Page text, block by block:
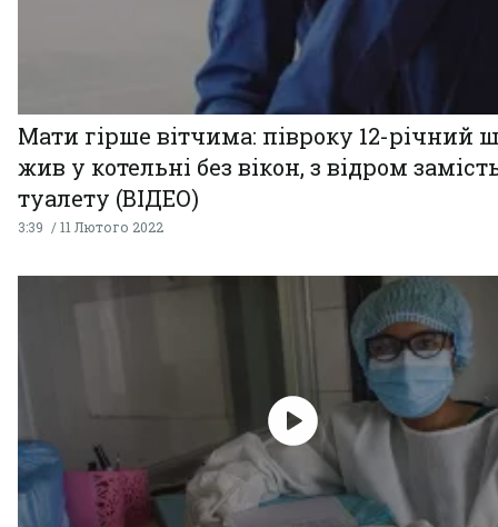
Мати гірше вітчима: півроку 12-річний
жив у котельні без вікон, з відром
туалету (ВІДЕО)
3:39 11 Лютого 2022